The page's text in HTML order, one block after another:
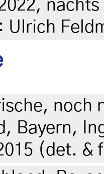
Ulrich
noch
Bayern,
(det. &